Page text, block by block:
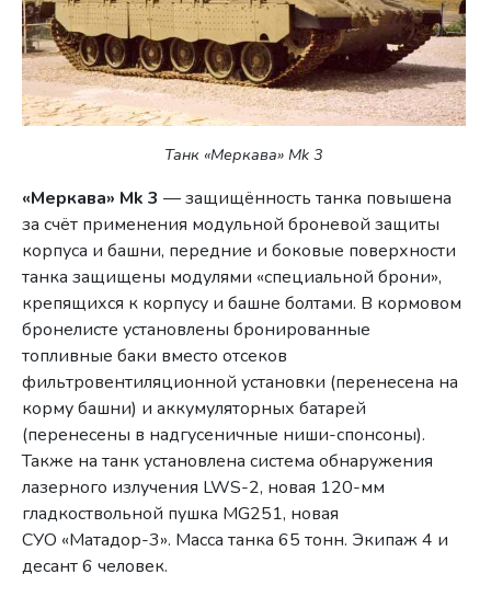
Танк «Меркава» Mk 3
«Меркава» Mk 3 — защищённость танка повышена
за счёт применения модульной броневой защиты
корпуса и башни, передние и боковые поверхности
танка защищены модулями «специальной брони»,
крепящихся к корпусу и башне болтами. В кормовом
бронелисте установлены бронированные
топливные баки вместо отсеков
фильтровентиляционной установки (перенесена на
корму башни) и аккумуляторных батарей
(перенесены в надгусеничные ниши-спонсоны).
Также на танк установлена система обнаружения
лазерного излучения LWS-2, новая 120-мм
гладкоствольной пушка MG251, новая
СУО «Матадор-3». Масса танка 65 тонн. Экипаж 4 и
десант 6 человек.